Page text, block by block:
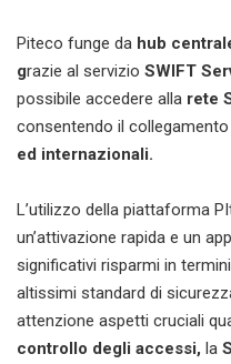
Piteco funge da hub
grazie al servizio SWIFT
possibile accedere alla rete
consentendo il
ed internazionali.
L’utilizzo della piattaforma
un’attivazione rapida e un
significativi risparmi in
altissimi standard di
attenzione aspetti cruciali
controllo degli accessi, la